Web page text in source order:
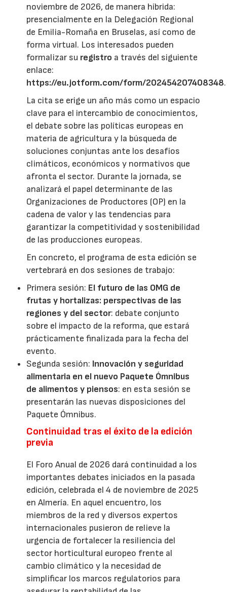
noviembre de 2026, de manera híbrida:
presencialmente en la Delegación Regional
de Emilia-Romaña en Bruselas, así como de
forma virtual. Los interesados pueden
formalizar su registro a través del siguiente
enlace:
https://eu.jotform.com/form/202454207408348.
La cita se erige un año más como un espacio
clave para el intercambio de conocimientos,
el debate sobre las políticas europeas en
materia de agricultura y la búsqueda de
soluciones conjuntas ante los desafíos
climáticos, económicos y normativos que
afronta el sector. Durante la jornada, se
analizará el papel determinante de las
Organizaciones de Productores (OP) en la
cadena de valor y las tendencias para
garantizar la competitividad y sostenibilidad
de las producciones europeas.
En concreto, el programa de esta edición se
vertebrará en dos sesiones de trabajo:
Primera sesión: El futuro de las OMG de
frutas y hortalizas: perspectivas de las
regiones y del sector: debate conjunto
sobre el impacto de la reforma, que estará
prácticamente finalizada para la fecha del
evento.
Segunda sesión: Innovación y seguridad
alimentaria en el nuevo Paquete Ómnibus
de alimentos y piensos: en esta sesión se
presentarán las nuevas disposiciones del
Paquete Ómnibus.
Continuidad tras el éxito de la edición
previa
El Foro Anual de 2026 dará continuidad a los
importantes debates iniciados en la pasada
edición, celebrada el 4 de noviembre de 2025
en Almería. En aquel encuentro, los
miembros de la red y diversos expertos
internacionales pusieron de relieve la
urgencia de fortalecer la resiliencia del
sector horticultural europeo frente al
cambio climático y la necesidad de
simplificar los marcos regulatorios para